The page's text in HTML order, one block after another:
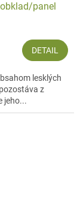
panel
DETAIL
lesklých
z
jeho...